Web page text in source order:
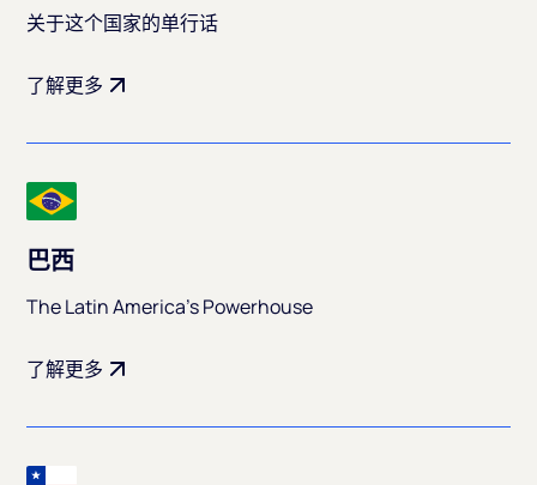
关于这个国家的单行话
了解更多
巴西
The Latin America's Powerhouse
了解更多